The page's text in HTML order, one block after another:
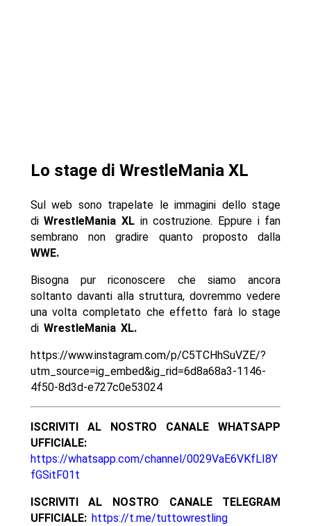
Lo stage di WrestleMania XL
Sul web sono trapelate le immagini dello stage
diWrestleMania XL in costruzione. Eppure i fan
sembrano non gradire quanto proposto dalla
WWE.
Bisogna pur riconoscere che siamo ancora
soltanto davanti alla struttura, dovremmo vedere
una volta completato che effetto farà lo stage
di WrestleMania XL.
https://www.instagram.com/p/C5TCHhSuVZE/?
utm_source=ig_embed&ig_rid=6d8a68a3-1146-
4f50-8d3d-e727c0e53024
ISCRIVITI AL NOSTRO CANALE WHATSAPP
UFFICIALE:
https://whatsapp.com/channel/0029VaE6VKfLI8Y
fGSitF01t
ISCRIVITI AL NOSTRO CANALE TELEGRAM
UFFICIALE: https://t.me/tuttowrestling